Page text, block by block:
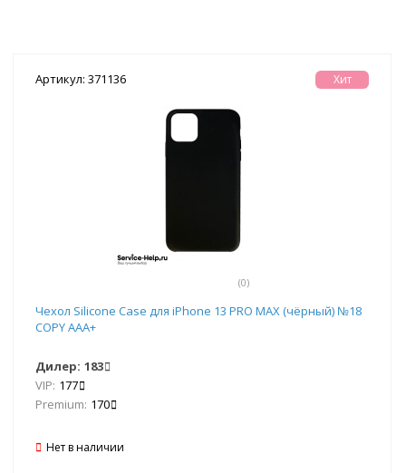
Артикул: 371136
(0)
Хит
Чехол Silicone Case для iPhone 13 PRO MAX (чёрный) №18
COPY AAA+
Дилер: 183
VIP: 177
Premium: 170
Нет в наличии